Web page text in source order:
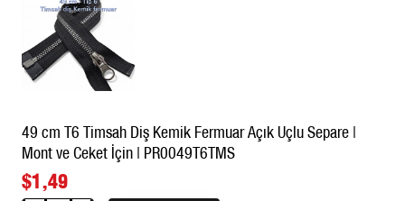
Kemik
Fermuar
Açık
|
Mont
ve
Ceket
49 cm T6 Timsah Diş Kemik Fermuar Açık Uçlu Separe |
Mont ve Ceket İçin | PR0049T6TMS
$1,49